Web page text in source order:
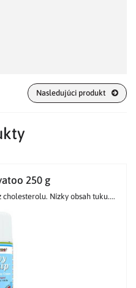
Nasledujúci produkt
250 g
Nízky obsah tuku....